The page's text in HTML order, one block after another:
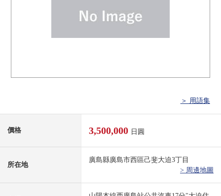
＞ 用語集
價格 3,500,000 日圓
所在地
廣島縣廣島市西區己斐大迫3丁目
> 周邊地圖